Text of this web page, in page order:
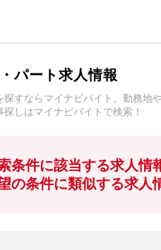
パート求人情報
すならマイナビバイト。勤務
しはマイナビバイトで検索！
条件に該当する求人情
の条件に類似する求人